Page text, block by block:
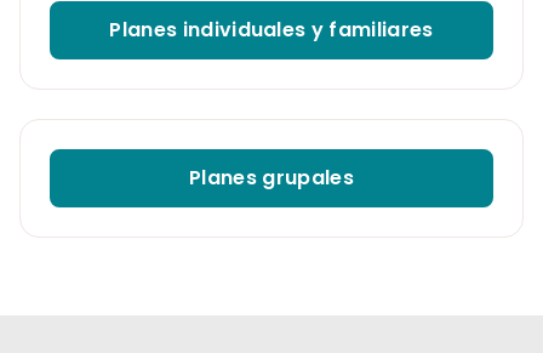
Planes individuales y familiares
Planes grupales